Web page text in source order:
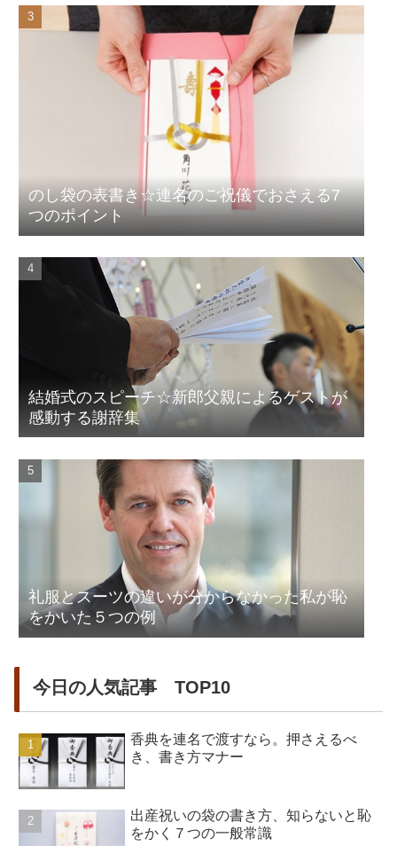
のし袋の表書き☆連名のご祝儀でおさえる7
つのポイント
結婚式のスピーチ☆新郎父親によるゲストが
感動する謝辞集
礼服とスーツの違いが分からなかった私が恥
をかいた５つの例
今日の人気記事 TOP10
香典を連名で渡すなら。押さえるべ
き、書き方マナー
出産祝いの袋の書き方、知らないと恥
をかく７つの一般常識